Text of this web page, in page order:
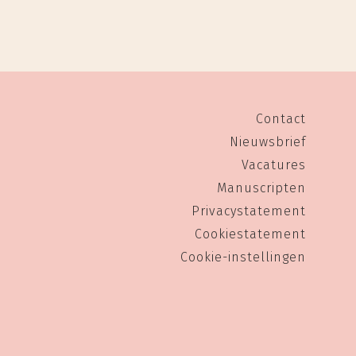
Contact
Nieuwsbrief
Vacatures
Manuscripten
Privacystatement
Cookiestatement
Cookie-instellingen